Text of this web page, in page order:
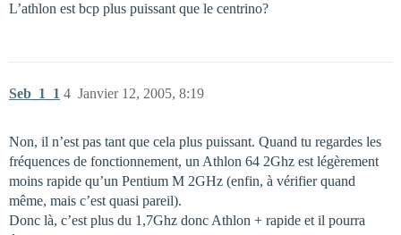
L’athlon est bcp plus puissant que le centrino?
Seb_1_1 Janvier 12, 2005, 8:19
4
Non, il n’est pas tant que cela plus puissant. Quand tu regardes les
fréquences de fonctionnement, un Athlon 64 2Ghz est légèrement
moins rapide qu’un Pentium M 2GHz (enfin, à vérifier quand
même, mais c’est quasi pareil).
Donc là, c’est plus du 1,7Ghz donc Athlon + rapide et il pourra